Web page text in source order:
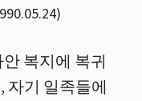
)
복지에 복귀
자기 일족들에